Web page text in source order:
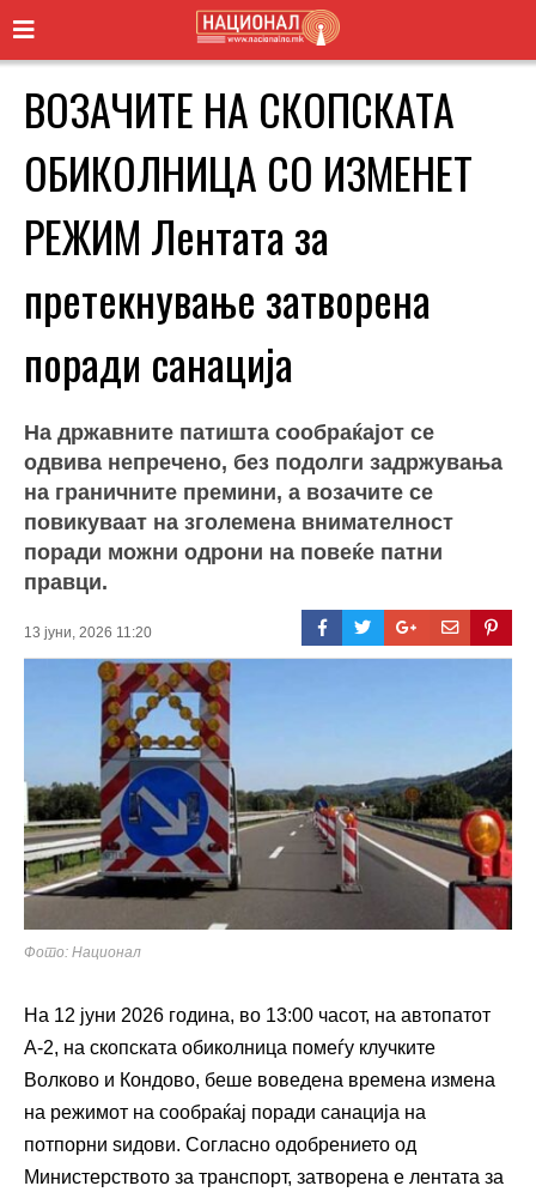
ВОЗАЧИТЕ НА СКОПСКАТА
ОБИКОЛНИЦА СО ИЗМЕНЕТ
РЕЖИМ Лентата за
претекнување затворена
поради санација
На државните патишта сообраќајот се
одвива непречено, без подолги задржувања
на граничните премини, а возачите се
повикуваат на зголемена внимателност
поради можни одрони на повеќе патни
правци.
13 јуни, 2026 11:20
Фото: Национал
На 12 јуни 2026 година, во 13:00 часот, на автопатот
А-2, на скопската обиколница помеѓу клучките
Волково и Кондово, беше воведена времена измена
на режимот на сообраќај поради санација на
потпорни ѕидови. Согласно одобрението од
Министерството за транспорт, затворена е лентата за